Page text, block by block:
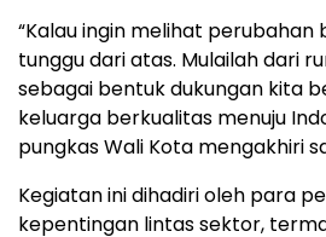
“Kalau ingin melihat perubahan
tunggu dari atas. Mulailah dari
sebagai bentuk dukungan kita
keluarga berkualitas menuju
pungkas Wali Kota mengakhiri
Kegiatan ini dihadiri oleh para
kepentingan lintas sektor,